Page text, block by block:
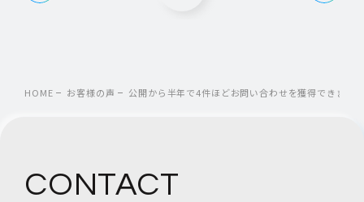
HOME お客様の声 公開から半年で4件ほどお問い合わせを獲得できまし
CONTACT